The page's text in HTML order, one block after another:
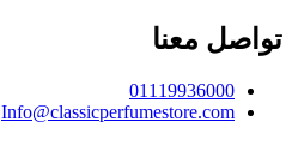
تواصل معنا
01119936000
Info@classicperfumestore.com